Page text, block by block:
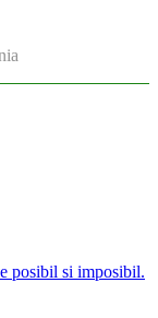
posibil si imposibil.